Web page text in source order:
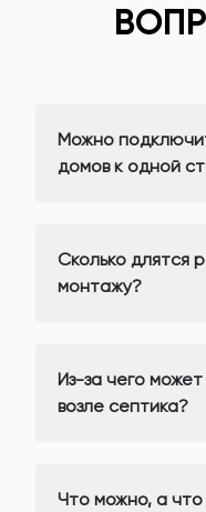
Можно
домов к одной
Сколько длятся
монтажу?
Из-за чего может
возле септика?
Что можно, а что